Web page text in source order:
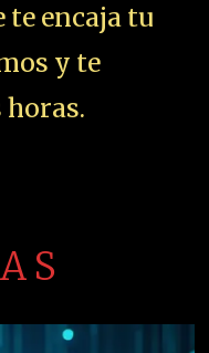
te encaja tu
y te
horas.